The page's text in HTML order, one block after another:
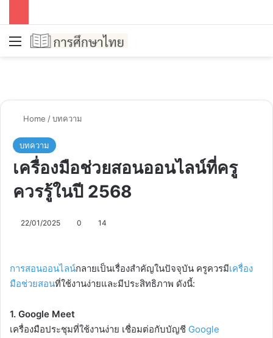
Menu
Home /บทความ
บทความ
เครื่องมือช่วยสอนออนไลน์ที่ครู
ควรรู้ในปี 2568
22/01/2025 0 14
การสอนออนไลน์กลายเป็นเรื่องสำคัญในปัจจุบัน ครูควรมีเครื่อง
มือช่วยสอนที่ใช้งานง่ายและมีประสิทธิภาพ ดังนี้:
1. Google Meet
เครื่องมือประชุมที่ใช้งานง่าย เชื่อมต่อกับบัญชี Google